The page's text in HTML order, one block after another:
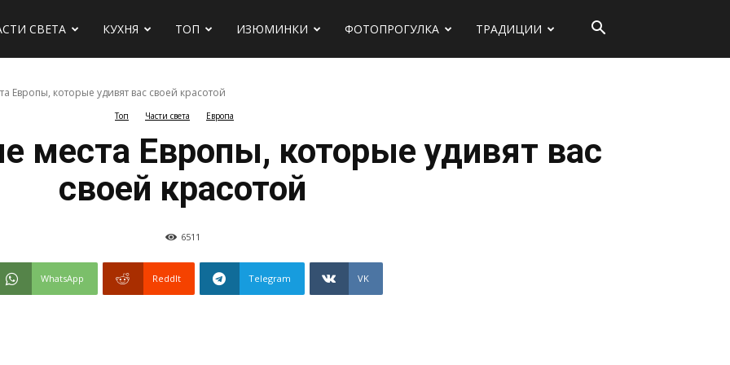
СВЕТА КУХНЯ ТОП ИЗЮМИНКИ ФОТОПРОГУЛКА ТРАДИЦИИ
Европы, которые удивят вас своей красотой
Топ Части света Европа
места Европы, которые удивят вас
своей красотой
6511
WhatsApp ReddIt Telegram VK